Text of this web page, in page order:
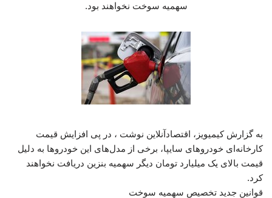
سهمیه سوخت نخواهند بود.
به گزارش کیمیویز، اقتصادآنلاین نوشت ، در پی افزایش قیمت
کارخانه‌ای خودروهای سایپا، برخی از مدل‌های این خودروها به دلیل
قیمت بالای یک میلیارد تومان دیگر سهمیه بنزین دریافت نخواهند
کرد.
قوانین جدید تخصیص سهمیه سوخت